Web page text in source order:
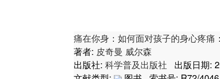
痛在你身：如何面对孩子的身心疼
著者: 皮奇曼 威尔森
出版社: 科学普及出版社
出版日期: